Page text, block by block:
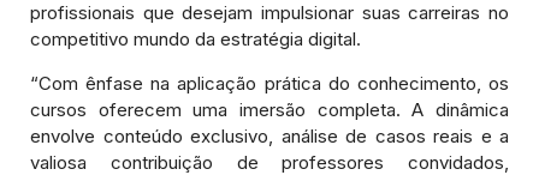
profissionais que desejam impulsionar suas carreiras no
competitivo mundo da estratégia digital.
“Com ênfase na aplicação prática do conhecimento, os
cursos oferecem uma imersão completa. A dinâmica
envolve conteúdo exclusivo, análise de casos reais e a
valiosa contribuição de professores convidados,